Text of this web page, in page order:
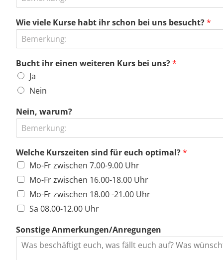
Wie viele Kurse habt ihr schon bei uns besucht?*
Bucht ihr einen weiteren Kurs bei uns?*
Ja
Nein
Nein, warum?
Welche Kurszeiten sind für euch optimal?*
Mo-Fr zwischen 7.00-9.00 Uhr
Mo-Fr zwischen 16.00-18.00 Uhr
Mo-Fr zwischen 18.00 -21.00 Uhr
Sa 08.00-12.00 Uhr
Sonstige Anmerkungen/Anregungen